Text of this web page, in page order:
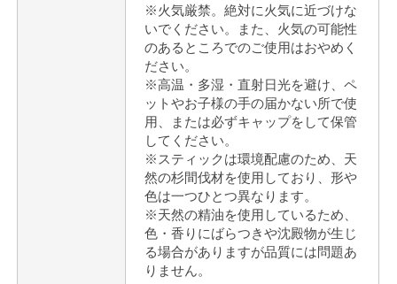
※火気厳禁。絶対に火気に近づけな
いでください。また、火気の可能性
のあるところでのご使用はおやめく
ださい。
※高温・多湿・直射日光を避け、ペ
ットやお子様の手の届かない所で使
用、または必ずキャップをして保管
してください。
※スティックは環境配慮のため、天
然の杉間伐材を使用しており、形や
色は一つひとつ異なります。
※天然の精油を使用しているため、
色・香りにばらつきや沈殿物が生じ
る場合がありますが品質には問題あ
りません。